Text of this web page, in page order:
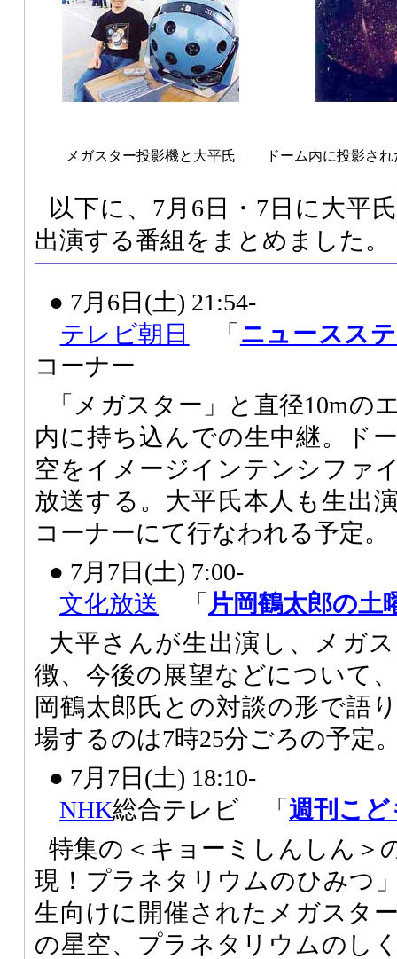
メガスター投影機と大平氏 ドーム内に投影さ
以下に、7月6日・7日に大平
出演する番組をまとめました。
● 7月6日(土) 21:54-
テレビ朝日
「 ニュースス
コーナー
「メガスター」と直径10mの
内に持ち込んでの生中継。ド
空をイメージインテンシファ
放送する。大平氏本人も生出
コーナーにて行なわれる予定。
● 7月7日(土) 7:00-
文化放送 「 片岡鶴太郎の土
大平さんが生出演し、メガ
徴、今後の展望などについて
岡鶴太郎氏との対談の形で語
場するのは7時25分ごろの予定
● 7月7日(土) 18:10-
NHK総合テレビ 「 週刊こ
特集の＜キョーミしんしん＞
現！プラネタリウムのひみつ
生向けに開催されたメガスタ
の星空、プラネタリウムのし